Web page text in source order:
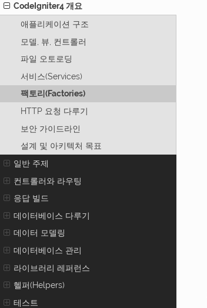
CodeIgniter4 개요
애플리케이션 구조
모델, 뷰, 컨트롤러
파일 오토로딩
서비스(Services)
팩토리(Factories)
HTTP 요청 다루기
보안 가이드라인
설계 및 아키텍처 목표
일반 주제
컨트롤러와 라우팅
응답 빌드
데이터베이스 다루기
데이터 모델링
데이터베이스 관리
라이브러리 레퍼런스
헬퍼(Helpers)
테스트